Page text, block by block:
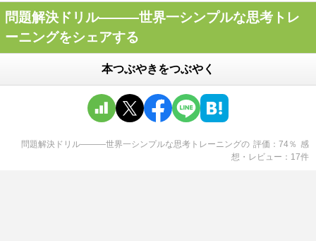
問題解決ドリル―――世界一シンプルな思考トレ
ーニングをシェアする
本つぶやきをつぶやく
問題解決ドリル―――世界一シンプルな思考トレーニングの 評価 74％ 感
想・レビュー
17件